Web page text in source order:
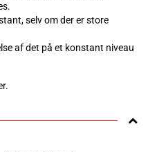
selv om der er store
af det på et konstant niveau